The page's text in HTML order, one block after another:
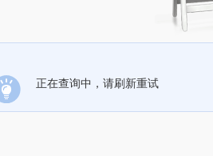
正在查询中，请刷新重试